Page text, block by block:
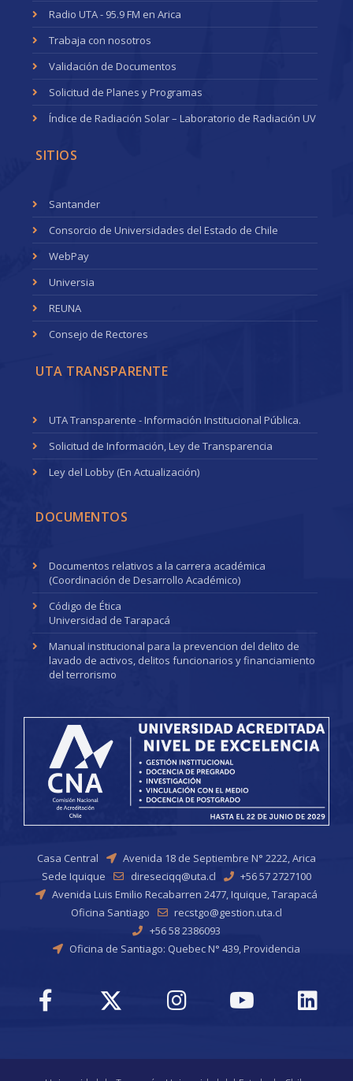
Radio UTA - 95.9 FM en Arica
Trabaja con nosotros
Validación de Documentos
Solicitud de Planes y Programas
Índice de Radiación Solar – Laboratorio de Radiación UV
SITIOS
Santander
Consorcio de Universidades del Estado de Chile
WebPay
Universia
REUNA
Consejo de Rectores
UTA TRANSPARENTE
UTA Transparente - Información Institucional Pública.
Solicitud de Información, Ley de Transparencia
Ley del Lobby (En Actualización)
DOCUMENTOS
Documentos relativos a la carrera académica
(Coordinación de Desarrollo Académico)
Código de Ética
Universidad de Tarapacá
Manual institucional para la prevencion del delito de
lavado de activos, delitos funcionarios y financiamiento
del terrorismo
Casa Central
Avenida 18 de Septiembre N° 2222, Arica
Sede Iquique
direseciqq@uta.cl
+56 57 2727100
Avenida Luis Emilio Recabarren 2477, Iquique, Tarapacá
Oficina Santiago
recstgo@gestion.uta.cl
+56 58 2386093
Oficina de Santiago: Quebec N° 439, Providencia